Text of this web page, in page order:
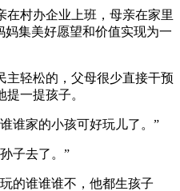
村办企业上班，母亲在家里
妈集美好愿望和价值实现为一
轻松的，父母很少直接干预
一提孩子。
家的小孩可好玩儿了。”
子去了。”
谁谁谁不，他都生孩子